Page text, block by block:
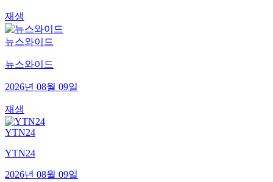
재생
뉴스와이드
뉴스와이드
2026년 08월 09일
재생
YTN24
YTN24
2026년 08월 09일